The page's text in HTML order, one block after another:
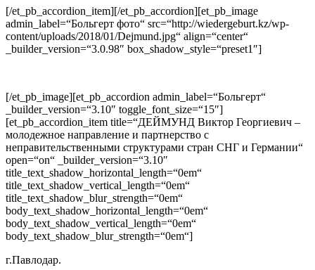
[/et_pb_accordion_item][/et_pb_accordion][et_pb_image
admin_label=“Больгерт фото“ src=“http://wiedergeburt.kz/wp-
content/uploads/2018/01/Dejmund.jpg“ align=“center“
_builder_version=“3.0.98″ box_shadow_style=“preset1″]
[/et_pb_image][et_pb_accordion admin_label=“Больгерт“
_builder_version=“3.10″ toggle_font_size=“15″]
[et_pb_accordion_item title=“ДЕЙМУНД Виктор Георгиевич –
молодежное направление и партнерство с
неправительственными структурами стран СНГ и Германии“
open=“on“ _builder_version=“3.10″
title_text_shadow_horizontal_length=“0em“
title_text_shadow_vertical_length=“0em“
title_text_shadow_blur_strength=“0em“
body_text_shadow_horizontal_length=“0em“
body_text_shadow_vertical_length=“0em“
body_text_shadow_blur_strength=“0em“]
г.Павлодар.